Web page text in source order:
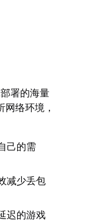
署的海量
络环境，
己的需
减少丢包
迟的游戏